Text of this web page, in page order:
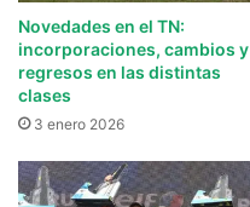
Novedades en el TN:
incorporaciones, cambios y
regresos en las distintas
clases
3 enero 2026